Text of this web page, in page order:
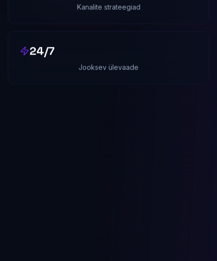
Kanalite strateegiad
24/7
Jooksev ülevaade